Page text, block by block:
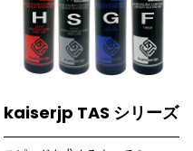
kaiserjp TAS シリーズ